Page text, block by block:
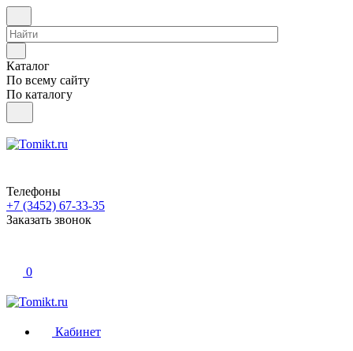
Каталог
По всему сайту
По каталогу
Телефоны
+7 (3452) 67-33-35
Заказать звонок
0
Кабинет